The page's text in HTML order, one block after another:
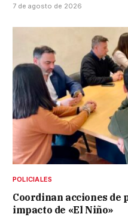
7 de agosto de 2026
POLICIALES
Coordinan acciones
impacto de «El Niño»